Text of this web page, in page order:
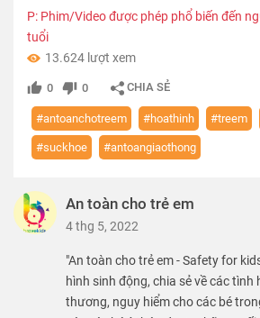
P: Phim/Video được phép phổ biến đến
tuổi
13.624 lượt xem
0 0 CHIA SẺ
#antoanchotreem #hoathinh #treem
#suckhoe #antoangiaothong
An toàn cho trẻ em
4 thg 5, 2022
"An toàn cho trẻ em - Safety for
hình sinh động, chia sẻ về các
thương, nguy hiểm cho các bé